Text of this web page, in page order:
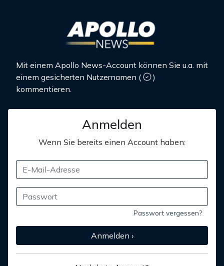
Mit einem Apollo News-Account können Sie u.a. mit
einem gesicherten Nutzernamen (
)
kommentieren.
Anmelden
Wenn Sie bereits einen Account haben:
Passwort vergessen?
Anmelden ›